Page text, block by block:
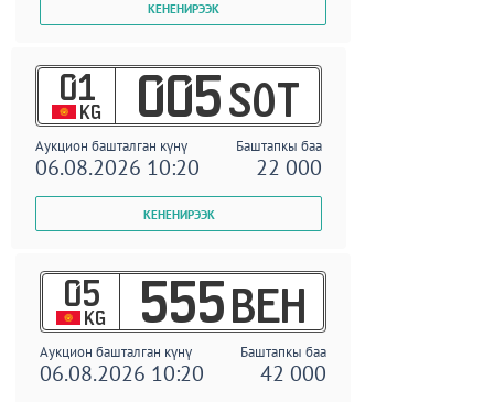
01
KG 005 SOT
Аукцион башталган күнү Баштапкы баа
06.08.2026 10:20 22 000
05
KG 555 BEH
Аукцион башталган күнү Баштапкы баа
06.08.2026 10:20 42 000